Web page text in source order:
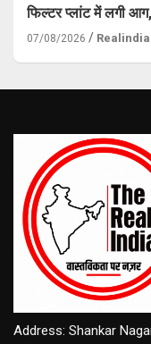
फिल्टर प्लांट में लगी
07/08/2026 Realindia
Address: Shankar